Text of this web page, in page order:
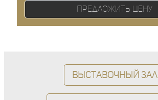
Предложить цену
Выставочный зал